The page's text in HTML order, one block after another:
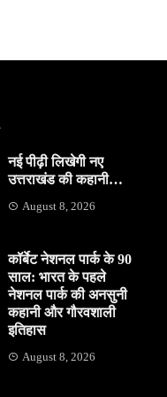
नई पीढ़ी लिखेगी नए
उत्तराखंड की कहानी…
August 8, 2026
कॉर्बेट नेशनल पार्क के 90
साल: भारत के पहले
नेशनल पार्क की अनसुनी
कहानी और गौरवशाली
इतिहास
August 8, 2026